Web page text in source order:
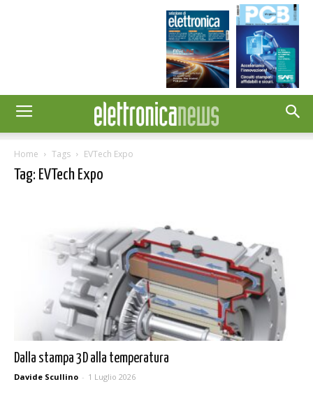
Home Tags EVTech Expo
Tag: EVTech Expo
Dalla stampa 3D alla temperatura
Davide Scullino - 1 Luglio 2026